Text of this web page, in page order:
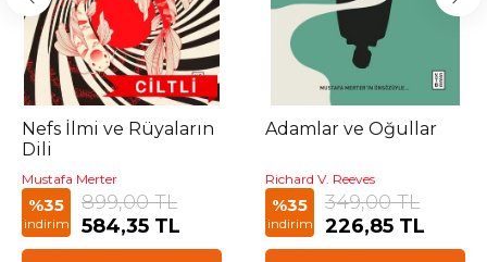
Nefs İlmi ve Rüyaların
Dili
Mustafa Merter
%35
indirim
899,00 TL
584,35 TL
Adamlar ve Oğullar
Richard V. Reeves
%35
indirim
349,00 TL
226,85 TL